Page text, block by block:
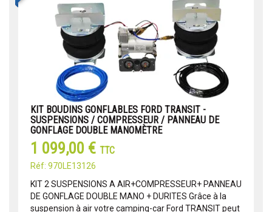
KIT BOUDINS GONFLABLES FORD TRANSIT -
SUSPENSIONS / COMPRESSEUR / PANNEAU DE
GONFLAGE DOUBLE MANOMÈTRE
1 099,00 € TTC
Réf: 970LE13126
KIT 2 SUSPENSIONS A AIR+COMPRESSEUR+ PANNEAU
DE GONFLAGE DOUBLE MANO + DURITES Grâce à la
suspension à air votre camping-car Ford TRANSIT peut